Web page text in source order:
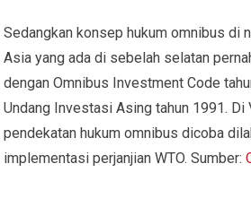
Sedangkan konsep hukum omnibus di
Asia yang ada di sebelah selatan
dengan Omnibus Investment Code
Undang Investasi Asing tahun 1991. Di
pendekatan hukum omnibus dicoba
implementasi perjanjian WTO. Sumber: